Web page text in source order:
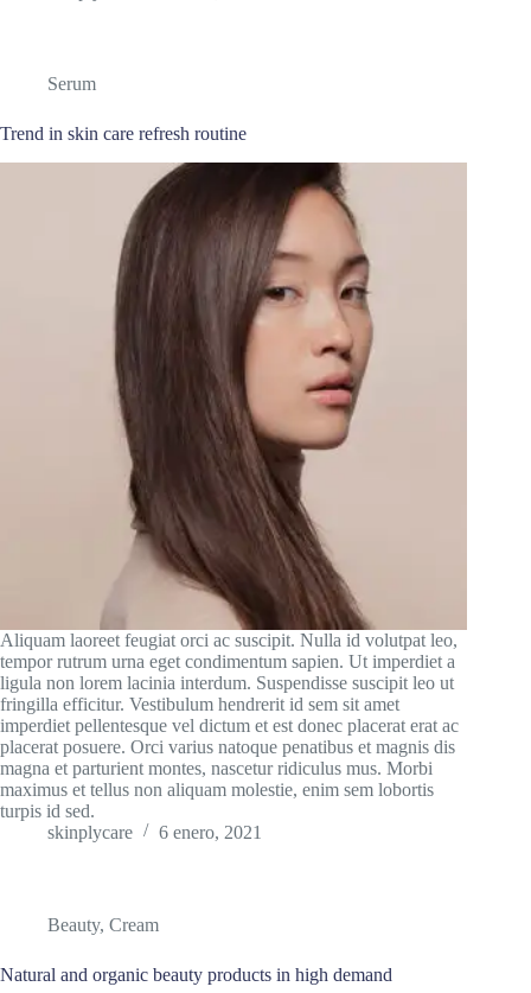
Serum
Trend in skin care refresh routine
Aliquam laoreet feugiat orci ac suscipit. Nulla id volutpat leo,
tempor rutrum urna eget condimentum sapien. Ut imperdiet a
ligula non lorem lacinia interdum. Suspendisse suscipit leo ut
fringilla efficitur. Vestibulum hendrerit id sem sit amet
imperdiet pellentesque vel dictum et est donec placerat erat ac
placerat posuere. Orci varius natoque penatibus et magnis dis
magna et parturient montes, nascetur ridiculus mus. Morbi
maximus et tellus non aliquam molestie, enim sem lobortis
turpis id sed.
skinplycare
6 enero, 2021
Beauty, Cream
Natural and organic beauty products in high demand